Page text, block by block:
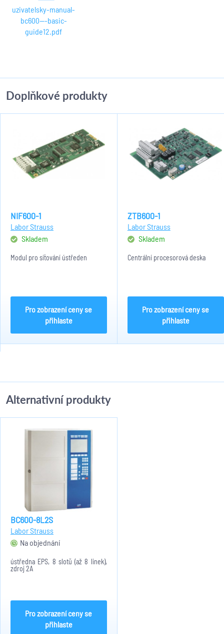
uzivatelsky-manual-
bc600---basic-
guide12.pdf
Doplňkové produkty
NIF600-1
Labor Strauss
Skladem
Modul pro síťování ústředen
Pro zobrazení ceny se
přihlaste
ZTB600-1
Labor Strauss
Skladem
Centrální procesorová deska
Pro zobrazení ceny se
přihlaste
Alternativní produkty
BC600-8L2S
Labor Strauss
Na objednání
ústředna EPS, 8 slotů (až 8 linek),
zdroj 2A
Pro zobrazení ceny se
přihlaste